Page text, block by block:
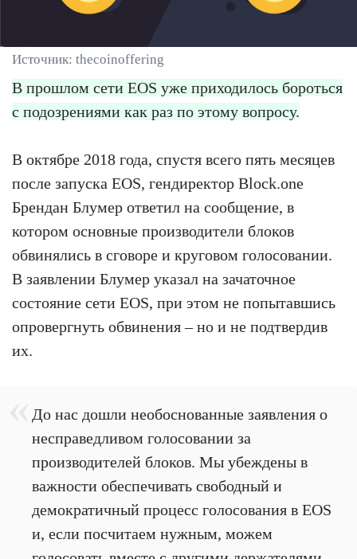
Источник: thecoinoffering
В прошлом сети EOS уже приходилось бороться
с подозрениями как раз по этому вопросу.
В октябре 2018 года, спустя всего пять месяцев
после запуска EOS, гендиректор Block.one
Брендан Блумер ответил на сообщение, в
котором основные производители блоков
обвинялись в сговоре и круговом голосовании.
В заявлении Блумер указал на зачаточное
состояние сети EOS, при этом не попытавшись
опровергнуть обвинения – но и не подтвердив
их.
До нас дошли необоснованные заявления о
несправедливом голосовании за
производителей блоков. Мы убеждены в
важности обеспечивать свободный и
демократичный процесс голосования в EOS
и, если посчитаем нужным, можем